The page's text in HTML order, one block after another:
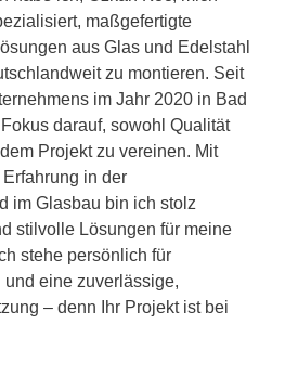
maßgefertigte
aus Glas und Edelstahl
zu montieren. Seit
im Jahr 2020 in Bad
darauf, sowohl Qualität
Projekt zu vereinen. Mit
in der
im Glasbau bin ich stolz
stilvolle Lösungen für meine
stehe persönlich für
eine zuverlässige,
– denn Ihr Projekt ist bei